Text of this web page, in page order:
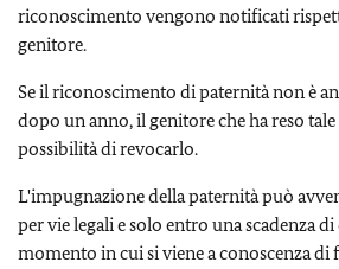
riconoscimento vengono notificati
genitore.
Se il riconoscimento di paternità non è
dopo un anno, il genitore che ha reso
possibilità di revocarlo.
L'impugnazione della paternità può
per vie legali e solo entro una scadenza
momento in cui si viene a conoscenza di